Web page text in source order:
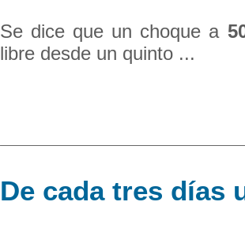
Se dice que un choque a
libre desde un quinto ...
De cada tres días